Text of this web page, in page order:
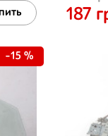
187
-15 %